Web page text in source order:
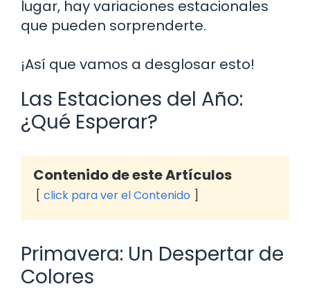
lugar, hay variaciones estacionales
que pueden sorprenderte.
¡Así que vamos a desglosar esto!
Las Estaciones del Año:
¿Qué Esperar?
Contenido de este Artículos
click para ver el Contenido
Primavera: Un Despertar de
Colores